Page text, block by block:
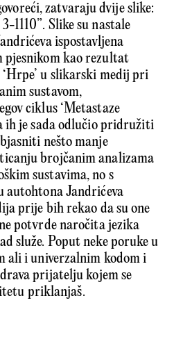
zatvaraju dvije slike:
1110”. Slike su nastale
ispostavljena
kao rezultat
u slikarski medij pri
sustavom,
ciklus ‘Metastaze
ih je sada odlučio pridružiti
nešto manje
brojčanim analizama
sustavima, no s
autohtona Jandrićeva
prije bih rekao da su one
potvrde naročita jezika
služe. Poput neke poruke u
ali i univerzalnim kodom i
prijatelju kojem se
priklanjaš.